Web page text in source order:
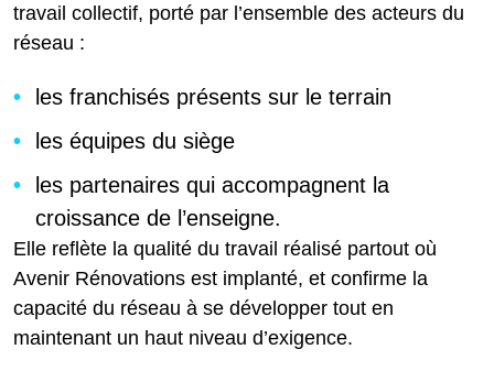
travail collectif, porté par l’ensemble des acteurs du
réseau :
les franchisés présents sur le terrain
les équipes du siège
les partenaires qui accompagnent la
croissance de l’enseigne.
Elle reflète la qualité du travail réalisé partout où
Avenir Rénovations est implanté, et confirme la
capacité du réseau à se développer tout en
maintenant un haut niveau d’exigence.